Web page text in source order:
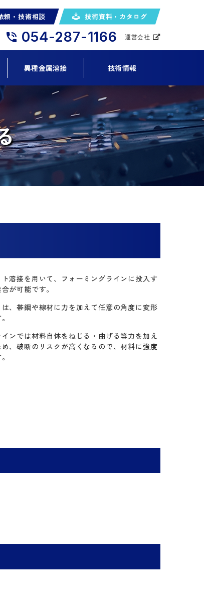
頼・技術相談 技術資料・カタログ
054-287-1166 運営会社
異種金属溶接 技術情報
溶接を用いて、フォーミングラインに投入す
が可能です。
、帯鋼や線材に力を加えて任意の角度に変形
ンでは材料自体をねじる・曲げる等力を加え
、破断のリスクが高くなるので、材料に強度